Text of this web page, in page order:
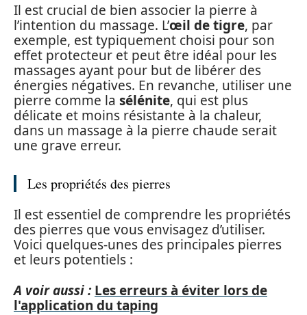
Il est crucial de bien associer la pierre à
l’intention du massage. L’œil de tigre, par
exemple, est typiquement choisi pour son
effet protecteur et peut être idéal pour les
massages ayant pour but de libérer des
énergies négatives. En revanche, utiliser une
pierre comme la sélénite, qui est plus
délicate et moins résistante à la chaleur,
dans un massage à la pierre chaude serait
une grave erreur.
Les propriétés des pierres
Il est essentiel de comprendre les propriétés
des pierres que vous envisagez d’utiliser.
Voici quelques-unes des principales pierres
et leurs potentiels :
A voir aussi : Les erreurs à éviter lors de
l'application du taping